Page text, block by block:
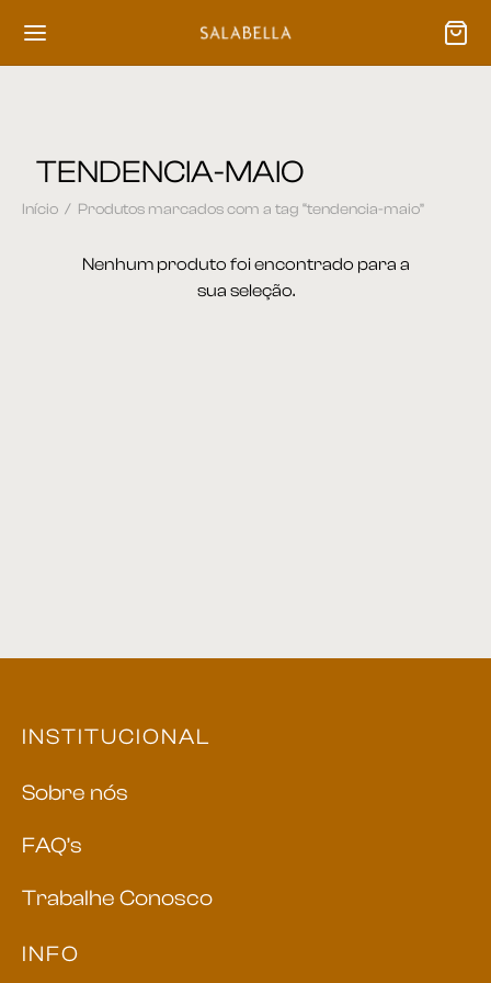
TENDENCIA-MAIO
Início / Produtos marcados com a tag “tendencia-maio”
Nenhum produto foi encontrado para a
sua seleção.
INSTITUCIONAL
Sobre nós
FAQ’s
Trabalhe Conosco
INFO